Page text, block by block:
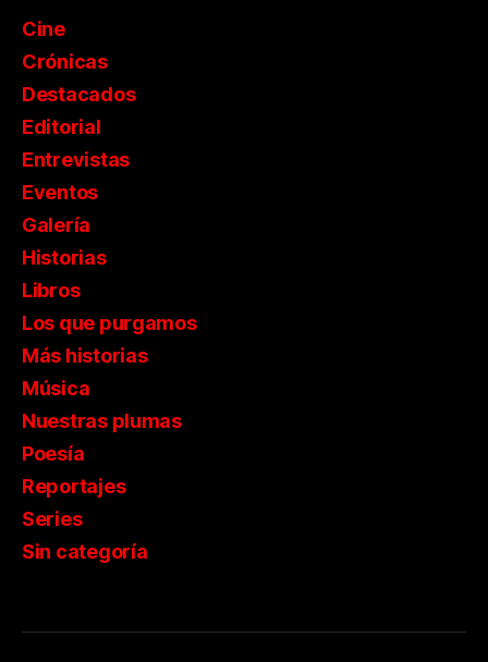
Cine
Crónicas
Destacados
Editorial
Entrevistas
Eventos
Galería
Historias
Libros
Los que purgamos
Más historias
Música
Nuestras plumas
Poesía
Reportajes
Series
Sin categoría